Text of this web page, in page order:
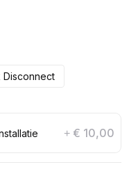
Disconnect
+ € 10,00